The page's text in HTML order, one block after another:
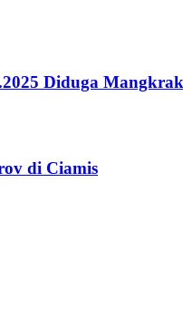
Diduga Mangkrak
di Ciamis